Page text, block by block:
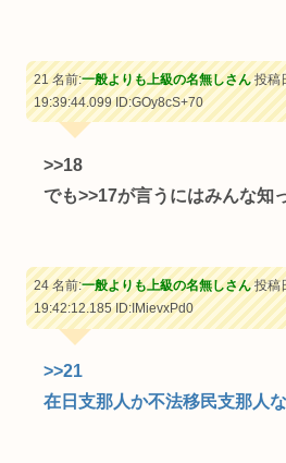
21 名前:一般よりも上級の名無しさん投稿
19:39:44.099ID:GOy8cS+70
>>18
でも>>17が言うにはみんな知
24 名前:一般よりも上級の名無しさん投稿
19:42:12.185ID:IMievxPd0
>>21
在日支那人か不法移民支那人